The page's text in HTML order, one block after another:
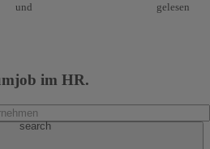
und
gelesen
im HR.